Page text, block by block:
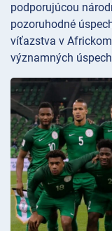
podporujúcou
pozoruhodné
víťazstva v
významných